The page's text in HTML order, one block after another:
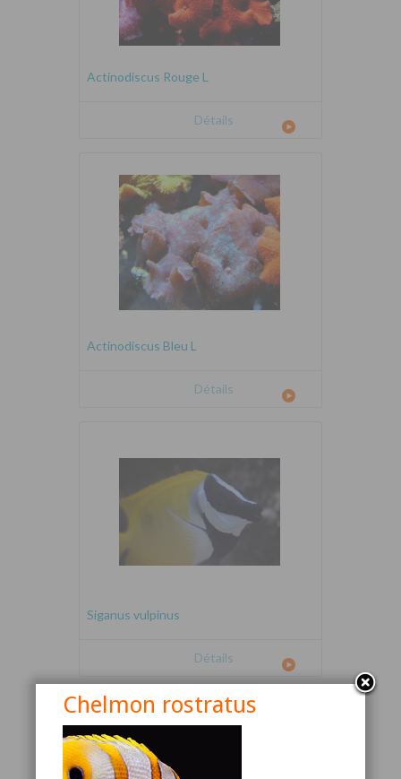
Actinodiscus Rouge L
Détails
Actinodiscus Bleu L
Détails
Siganus vulpinus
Détails
Chelmon rostratus